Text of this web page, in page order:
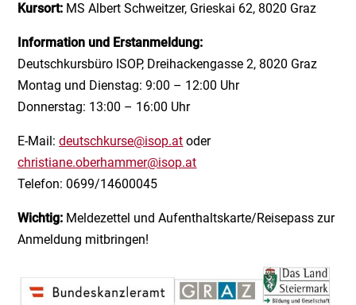
Kursort: MS Albert Schweitzer, Grieskai 62, 8020 Graz
Information und Erstanmeldung:
Deutschkursbüro ISOP, Dreihackengasse 2, 8020 Graz
Montag und Dienstag: 9:00 – 12:00 Uhr
Donnerstag: 13:00 – 16:00 Uhr
E-Mail:deutschkurse@isop.at oder
christiane.oberhammer@isop.at
Telefon: 0699/14600045
Wichtig: Meldezettel und Aufenthaltskarte/Reisepass zur
Anmeldung mitbringen!